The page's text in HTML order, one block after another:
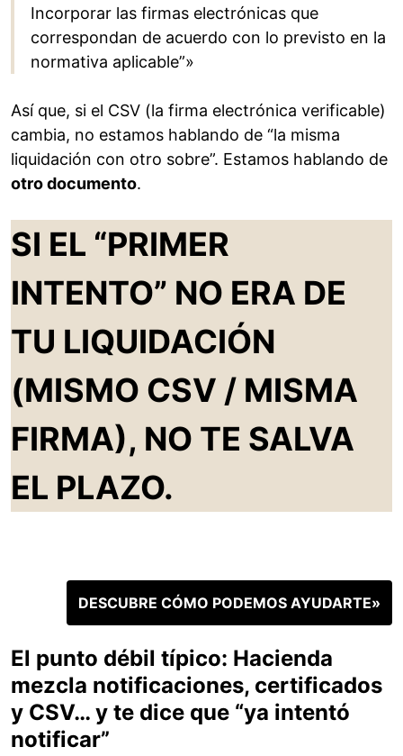
Incorporar las firmas electrónicas que
correspondan de acuerdo con lo previsto en la
normativa aplicable”»
Así que, si el CSV (la firma electrónica verificable)
cambia, no estamos hablando de “la misma
liquidación con otro sobre”. Estamos hablando de
otro documento.
SI EL “PRIMER
INTENTO” NO ERA DE
TU LIQUIDACIÓN
(MISMO CSV / MISMA
FIRMA), NO TE SALVA
EL PLAZO.
DESCUBRE CÓMO PODEMOS AYUDARTE»
El punto débil típico: Hacienda
mezcla notificaciones, certificados
y CSV… y te dice que “ya intentó
notificar”